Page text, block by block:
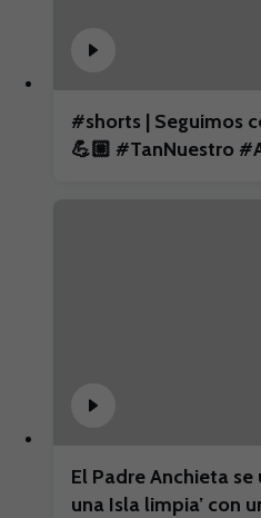
#shorts | Seguimos
💪🏼 #TanNuestro
El Padre Anchieta se
una Isla limpia’ con